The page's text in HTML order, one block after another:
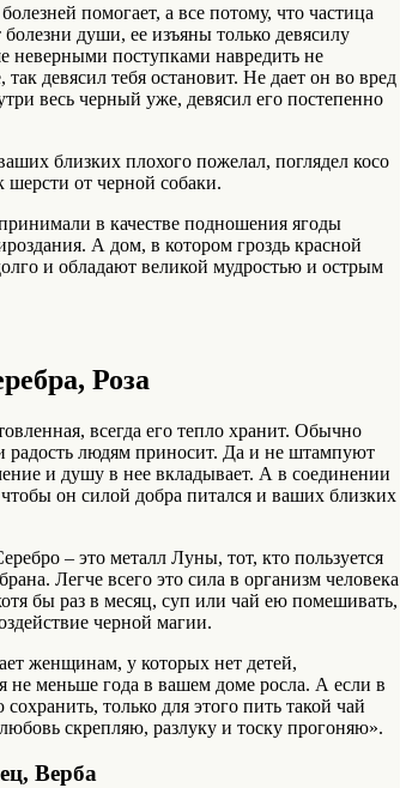
помогает, а все потому, что частица
души, ее изъяны только девясилу
неверными поступками навредить не
девясил тебя остановит. Не дает он во вред
весь черный уже, девясил его постепенно
близких плохого пожелал, поглядел косо
шерсти от черной собаки.
в качестве подношения ягоды
А дом, в котором гроздь красной
и обладают великой мудростью и острым
Роза
всегда его тепло хранит. Обычно
радость людям приносит. Да и не штампуют
и душу в нее вкладывает. А в соединении
он силой добра питался и ваших близких
– это металл Луны, тот, кто пользуется
Легче всего это сила в организм человека
бы раз в месяц, суп или чай ею помешивать,
черной магии.
женщинам, у которых нет детей,
не меньше года в вашем доме росла. А если в
только для этого пить такой чай
скрепляю, разлуку и тоску прогоняю».
Верба